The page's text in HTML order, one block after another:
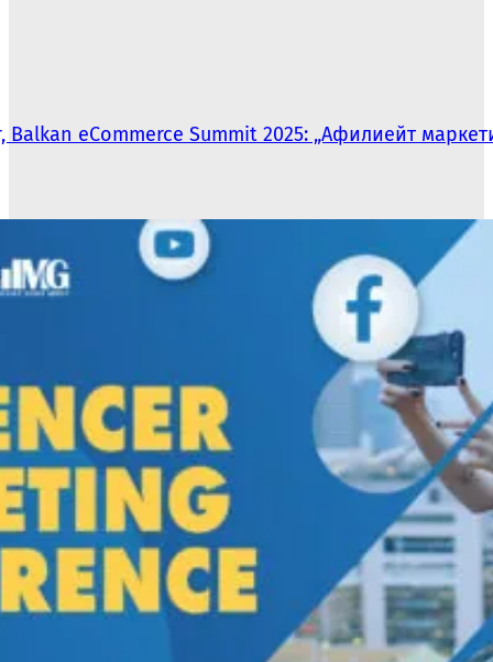
eCommerce Summit 2025: „Aфилиейт